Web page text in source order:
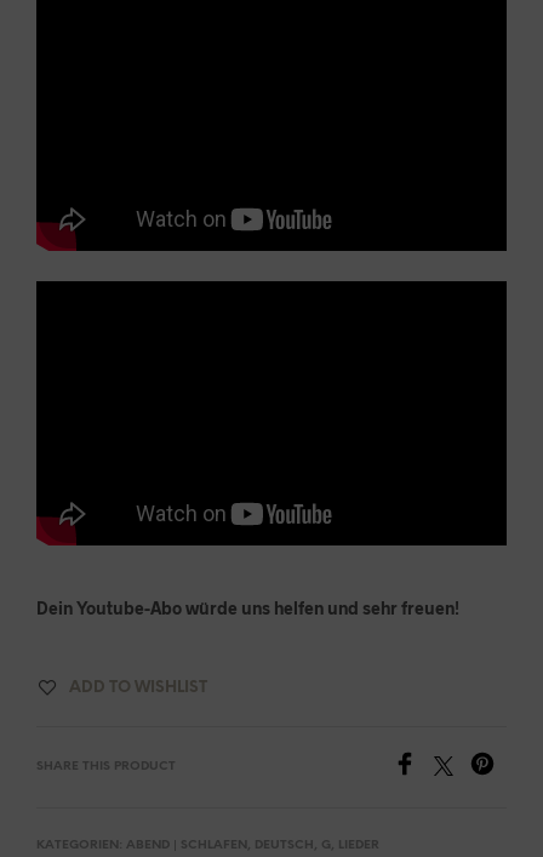
Dein Youtube-Abo würde uns helfen und sehr freuen!
ADD TO WISHLIST
SHARE THIS PRODUCT
KATEGORIEN: ABEND | SCHLAFEN , DEUTSCH , G, LIEDER